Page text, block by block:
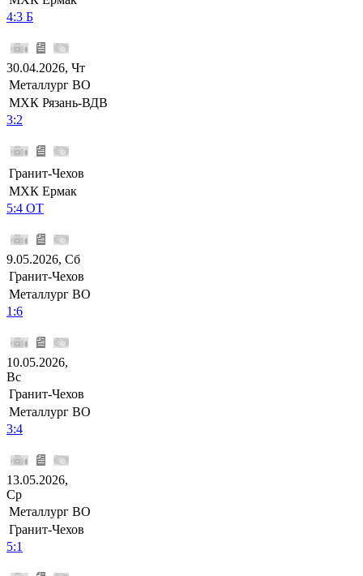
4:3 Б
30.04.2026, Чт
Металлург ВО
МХК Рязань-ВДВ
3:2
Гранит-Чехов
МХК Ермак
5:4 ОТ
9.05.2026, Сб
Гранит-Чехов
Металлург ВО
1:6
10.05.2026,
Вс
Гранит-Чехов
Металлург ВО
3:4
13.05.2026,
Ср
Металлург ВО
Гранит-Чехов
5:1